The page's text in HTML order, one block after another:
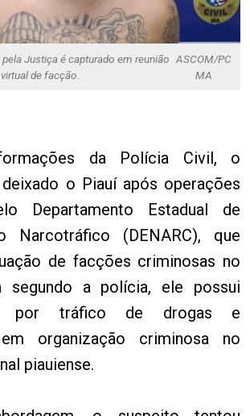
Justiça é capturado em reunião
virtual de facção.
ASCOM/PC
MA
da Polícia Civil, o
o Piauí após operações
Departamento Estadual de
Narcotráfico (DENARC), que
de facções criminosas no
segundo a polícia, ele possui
por tráfico de drogas e
organização criminosa no
piauiense.